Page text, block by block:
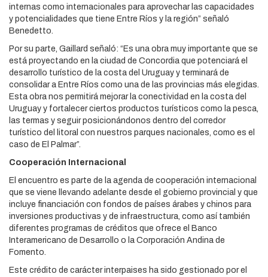
internas como internacionales para aprovechar las capacidades
y potencialidades que tiene Entre Ríos y la región” señaló
Benedetto.
Por su parte, Gaillard señaló: “Es una obra muy importante que se
está proyectando en la ciudad de Concordia que potenciará el
desarrollo turístico de la costa del Uruguay y terminará de
consolidar a Entre Ríos como una de las provincias más elegidas.
Esta obra nos permitirá mejorar la conectividad en la costa del
Uruguay y fortalecer ciertos productos turísticos como la pesca,
las termas y seguir posicionándonos dentro del corredor
turístico del litoral con nuestros parques nacionales, como es el
caso de El Palmar”.
Cooperación Internacional
El encuentro es parte de la agenda de cooperación internacional
que se viene llevando adelante desde el gobierno provincial y que
incluye financiación con fondos de países árabes y chinos para
inversiones productivas y de infraestructura, como así también
diferentes programas de créditos que ofrece el Banco
Interamericano de Desarrollo o la Corporación Andina de
Fomento.
Este crédito de carácter interpaises ha sido gestionado por el